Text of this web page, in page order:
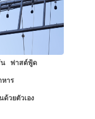
น ฟาสต์ฟู้ด
หาร
ด้วยตัวเอง